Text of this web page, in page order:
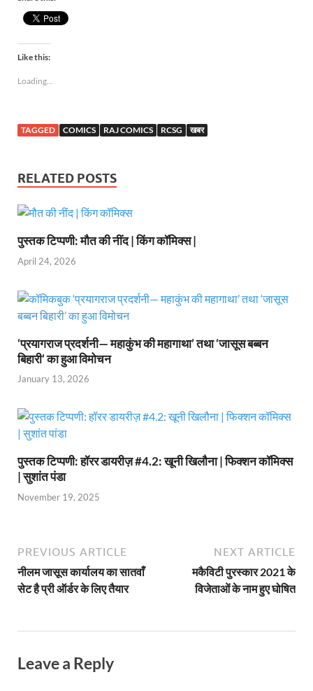
Like this:
Loading...
TAGGED COMICS RAJ COMICS RCSG खबर
RELATED POSTS
पुस्तक टिप्पणी: मौत की नींद | किंग कॉमिक्स |
April 24, 2026
‘प्रयागराज प्रदर्शनी— महाकुंभ की महागाथा’ तथा ‘जासूस बब्बन
बिहारी’ का हुआ विमोचन
January 13, 2026
पुस्तक टिप्पणी: हॉरर डायरीज़ #4.2: खूनी खिलौना | फिक्शन कॉमिक्स
| सुशांत पंडा
November 19, 2025
PREVIOUS ARTICLE
नीलम जासूस कार्यालय का सातवाँ
सेट है प्री ऑर्डर के लिए तैयार
NEXT ARTICLE
मकैविटी पुरस्कार 2021 के
विजेताओं के नाम हुए घोषित
Leave a Reply